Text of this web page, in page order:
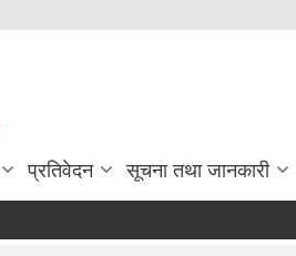
प्रतिवेदन सूचना तथा जानकारी